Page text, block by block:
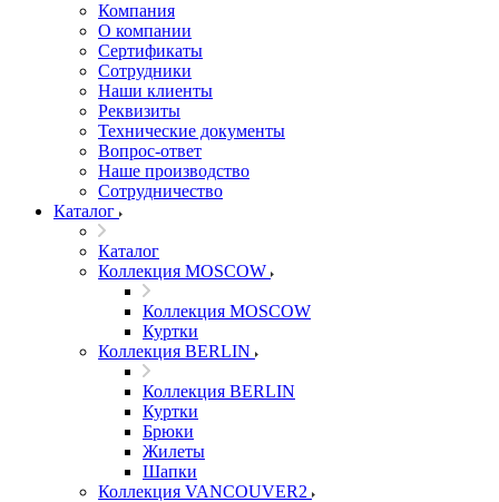
Компания
О компании
Сертификаты
Сотрудники
Наши клиенты
Реквизиты
Технические документы
Вопрос-ответ
Наше производство
Сотрудничество
Каталог
Каталог
Коллекция MOSCOW
Коллекция MOSCOW
Куртки
Коллекция BERLIN
Коллекция BERLIN
Куртки
Брюки
Жилеты
Шапки
Коллекция VANCOUVER2